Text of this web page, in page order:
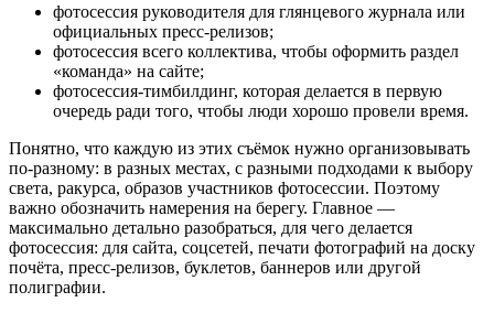
фотосессия руководителя для глянцевого журнала или
официальных пресс-релизов;
фотосессия всего коллектива, чтобы оформить раздел
«команда» на сайте;
фотосессия-тимбилдинг, которая делается в первую
очередь ради того, чтобы люди хорошо провели время.
Понятно, что каждую из этих съёмок нужно организовывать
по-разному: в разных местах, с разными подходами к выбору
света, ракурса, образов участников фотосессии. Поэтому
важно обозначить намерения на берегу. Главное —
максимально детально разобраться, для чего делается
фотосессия: для сайта, соцсетей, печати фотографий на доску
почёта, пресс-релизов, буклетов, баннеров или другой
полиграфии.